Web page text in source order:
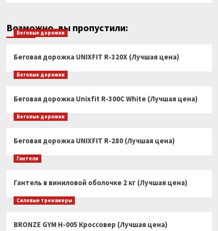
Возможно, вы пропустили:
Беговые дорожки
Беговая дорожка UNIXFIT R-320X (Лучшая цена)
Беговые дорожки
Беговая дорожка Unixfit R-300C White (Лучшая цена)
Беговые дорожки
Беговая дорожка UNIXFIT R-280 (Лучшая цена)
Гантели
Гантель в виниловой оболочке 2 кг (Лучшая цена)
Силовые тренажеры
BRONZE GYM H-005 Кроссовер (Лучшая цена)